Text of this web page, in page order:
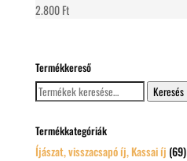
2.800Ft
Termékkereső
Keresés
a
Keresés
Termékkategóriák
Íjászat, visszacsapó íj, Kassai íj (69)